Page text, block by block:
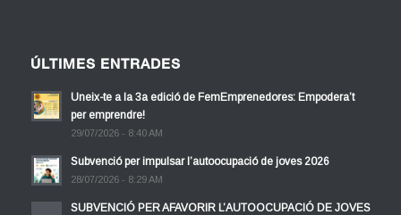
ÚLTIMES ENTRADES
Uneix-te a la 3a edició de FemEmprenedores: Empodera’t
per emprendre!
29/07/2026 - 8:40 AM
Subvenció per impulsar l’autoocupació de joves 2026
28/07/2026 - 8:29 AM
SUBVENCIÓ PER AFAVORIR L’AUTOOCUPACIÓ DE JOVES